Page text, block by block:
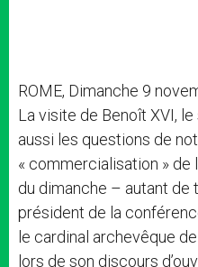
ROME, Dimanche 9
La visite de Benoît XVI,
aussi les questions de
« commercialisation » de
du dimanche – autant de
président de la
le cardinal archevêque
lors de son discours